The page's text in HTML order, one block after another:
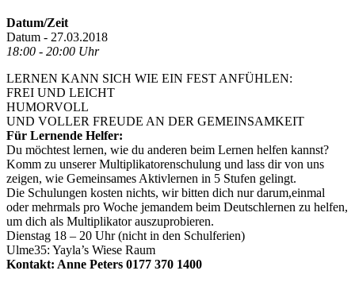
Datum/Zeit
Datum - 27.03.2018
18:00 - 20:00 Uhr
LERNEN KANN SICH WIE EIN FEST ANFÜHLEN:
FREI UND LEICHT
HUMORVOLL
UND VOLLER FREUDE AN DER GEMEINSAMKEIT
Für Lernende Helfer:
Du möchtest lernen, wie du anderen beim Lernen helfen kannst?
Komm zu unserer Multiplikatorenschulung und lass dir von uns
zeigen, wie Gemeinsames Aktivlernen in 5 Stufen gelingt.
Die Schulungen kosten nichts, wir bitten dich nur darum,einmal
oder mehrmals pro Woche jemandem beim Deutschlernen zu helfen,
um dich als Multiplikator auszuprobieren.
Dienstag 18 – 20 Uhr (nicht in den Schulferien)
Ulme35: Yayla’s Wiese Raum
Kontakt: Anne Peters 0177 370 1400